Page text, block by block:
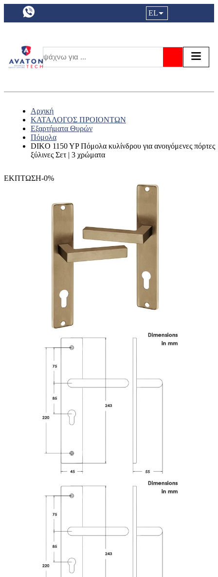
a11y.languageSelection:
EL
Αρχική
ΚΑΤΑΛΟΓΟΣ ΠΡΟΙΟΝΤΩΝ
Εξαρτήματα Θυρών
Πόμολα
DIKO 1150 YP Πόμολα κυλίνδρου για ανοιγόμενες πόρτες
ξύλινες Σετ | 3 χρώματα
ΕΚΠΤΩΣΗ-0%